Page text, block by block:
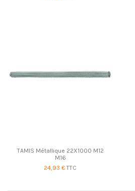
TAMIS Métallique 22X1000 M12
M16
24,93 €TTC